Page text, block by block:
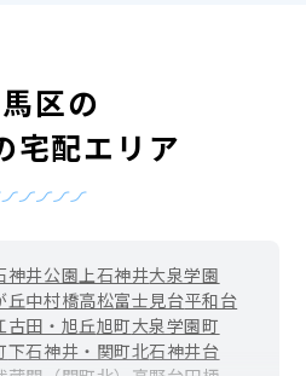
区の
宅配エリア
神井公園上石神井大泉学園
丘中村橋高松富士見台平和台
古田・旭丘旭町大泉学園町
下石神井・関町北石神井台